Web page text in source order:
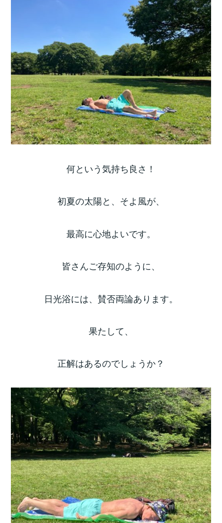
何という気持ち良さ！
初夏の太陽と、そよ風が、
最高に心地よいです。
皆さんご存知のように、
日光浴には、賛否両論あります。
果たして、
正解はあるのでしょうか？